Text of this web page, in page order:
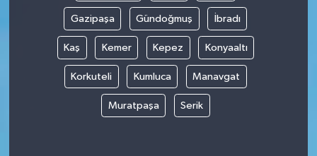
Gazipaşa Gündoğmuş İbradı
Kaş Kemer Kepez Konyaaltı
Korkuteli Kumluca Manavgat
Muratpaşa Serik